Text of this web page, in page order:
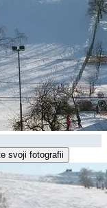
svoji fotografii